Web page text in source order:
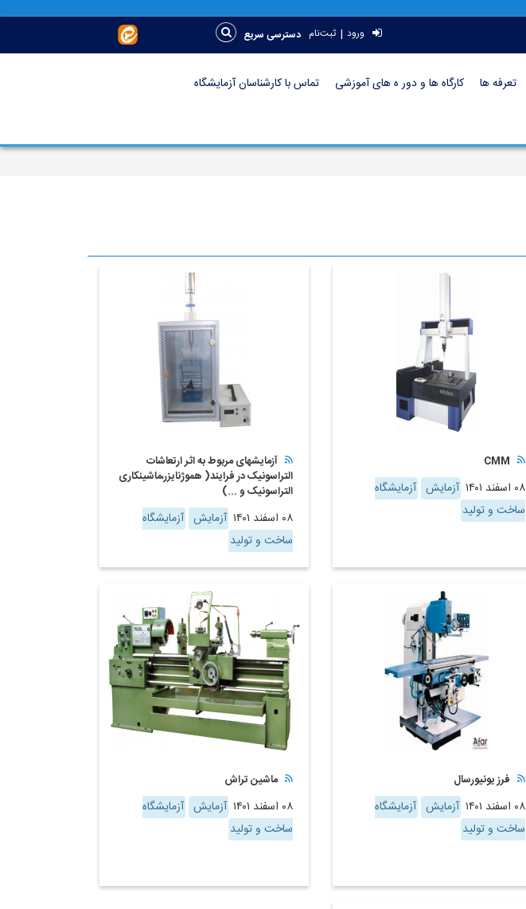
ورود | ثبت‌نام دسترسی سریع
تعرفه ها کارگاه ها و دور ه های آموزشی تماس با کارشناسان آزمایشگاه
CMM
۰۸ اسفند ۱۴۰۱ آزمایش آزمایشگاه
ساخت و تولید
آزمایشهای مربوط به اثر ارتعاشات
التراسونیک در فرایند( هموژنایزر،ماشینکاری
التراسونیک و ...)
۰۸ اسفند ۱۴۰۱ آزمایش آزمایشگاه
ساخت و تولید
فرز یونیورسال
۰۸ اسفند ۱۴۰۱ آزمایش آزمایشگاه
ساخت و تولید
ماشین تراش
۰۸ اسفند ۱۴۰۱ آزمایش آزمایشگاه
ساخت و تولید